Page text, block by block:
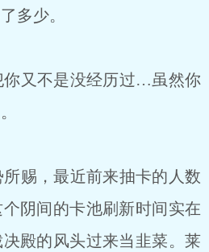
多少。
又不是没经历过…虽然你
赐，最近前来抽卡的人数
阴间的卡池刷新时间实在
殿的风头过来当韭菜。莱